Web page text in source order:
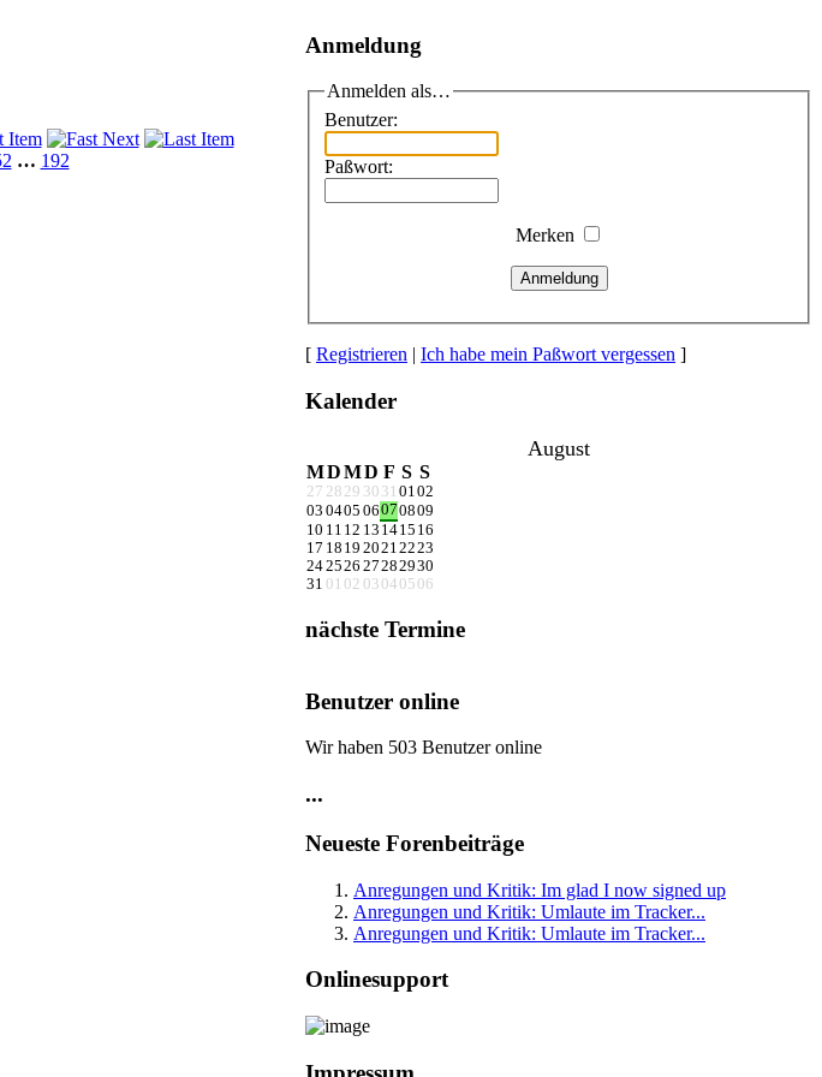
… 192
Anmeldung
Anmelden als…
Benutzer:
Paßwort:
Merken
Anmeldung
[ Registrieren | Ich habe mein Paßwort vergessen ]
Kalender
August
MDMD F S S
27 28 29 30 31 0102
03 0405 06070809
10 11 12 13 1415 16
17 18 19 20212223
242526 27282930
31 01 02 03 04 05 06
nächste Termine
Benutzer online
Wir haben 503 Benutzer online
...
Neueste Forenbeiträge
Anregungen und Kritik: Im glad I now signed up
Anregungen und Kritik: Umlaute im Tracker...
Anregungen und Kritik: Umlaute im Tracker...
Onlinesupport